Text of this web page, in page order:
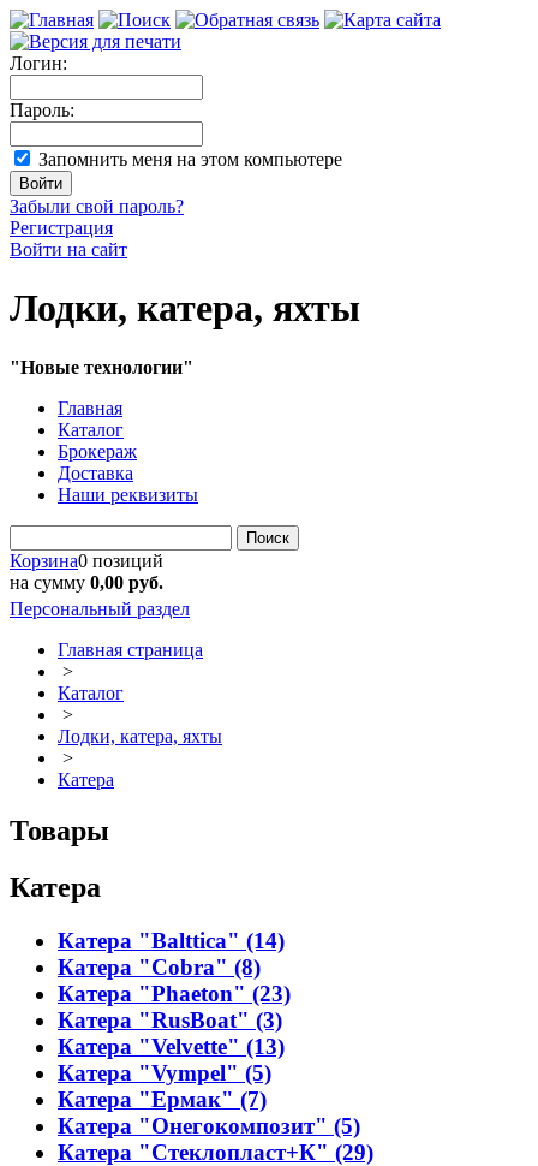
Логин:
Пароль:
Запомнить меня на этом компьютере
Забыли свой пароль?
Регистрация
Войти на сайт
Лодки, катера, яхты
"Новые технологии"
Главная
Каталог
Брокераж
Доставка
Наши реквизиты
Поиск
Корзина0 позиций
на сумму 0,00 руб.
Персональный раздел
Главная страница
>
Каталог
>
Лодки, катера, яхты
>
Катера
Товары
Катера
Катера "Balttica" (14)
Катера "Cobra" (8)
Катера "Phaeton" (23)
Катера "RusBoat" (3)
Катера "Velvette" (13)
Катера "Vympel" (5)
Катера "Ермак" (7)
Катера "Онегокомпозит" (5)
Катера "Стеклопласт+К" (29)